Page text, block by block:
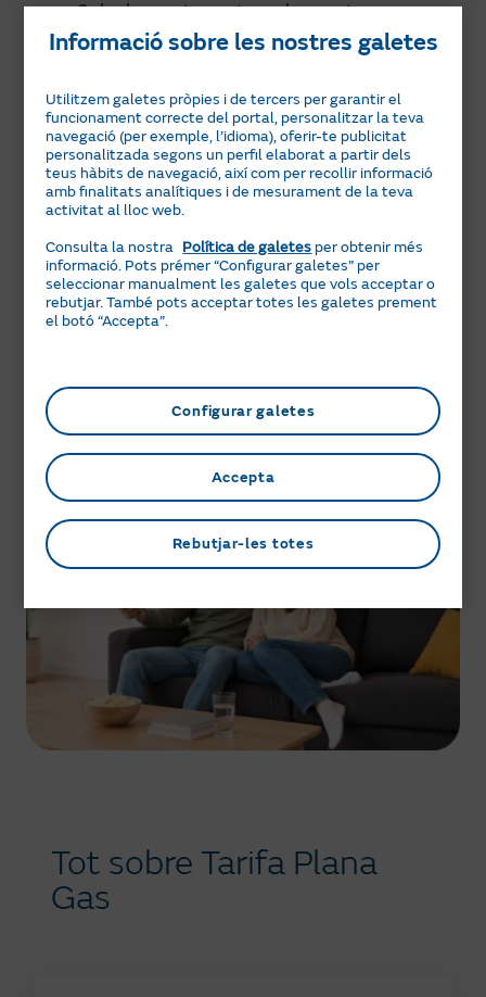
d’escomesa, fiança, abonament per
qualitat de servei, inspecció periòdica,
Els preus indicats s'han calculat
aplicant els impostos sense la
reducció proposada en el Reial Decret
llei 18/2026, de 29 de juny. No
obstant això, els imports facturats sí
que aplicaran els tipus impositius
reduïts establerts des de l'entrada en
vigor del Reial Decret llei, o qualsevol
Tarifa Plana de Gas:
Vàlid per a contractacions de gas amb
tarifa d’accés RL.1, RL.2 i RL.3 per a
persona física. Tarifa sense
penalització per permanència.
Oferta vàlida fins al 28/08/2026 i no
acumulable a altres promocions.
Condicions general del contracte
Condicions particulars del contracte
Calculamos tu gasto en base a tu
consumo anterior de gas.
Misma cuota cada mes.Despreocúpate
de posibles cambios en tu factura
mensual.
Sin permanencia ni extras obligatorios.
Contrata solo lo que necesitas y cambia
de tarifa cuando quieras.
Factura online.Realiza todas tus
gestiones cómodamente desde el Área
Tot sobre Tarifa Plana
Gas
Informació sobre les nostres galetes
Utilitzem galetes pròpies i de tercers per garantir el
funcionament correcte del portal, personalitzar la teva
navegació (per exemple, l’idioma), oferir-te publicitat
personalitzada segons un perfil elaborat a partir dels
teus hàbits de navegació, així com per recollir informació
amb finalitats analítiques i de mesurament de la teva
activitat al lloc web.
Consulta la nostra Política de galetes per obtenir més
informació. Pots prémer “Configurar galetes” per
seleccionar manualment les galetes que vols acceptar o
rebutjar. També pots acceptar totes les galetes prement
el botó “Accepta”.
Configurar galetes
Rebutjar-les totes
Accepta